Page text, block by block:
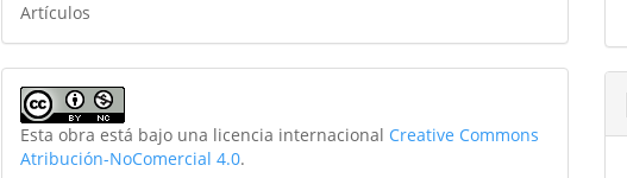
Artículos
Esta obra está bajo una licencia internacional Creative Commons
Atribución-NoComercial 4.0.